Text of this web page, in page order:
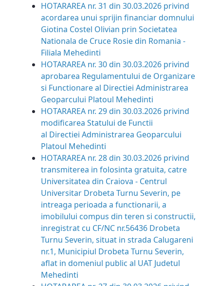
HOTARAREA nr. 31 din 30.03.2026 privind
acordarea unui sprijin financiar domnului
Giotina Costel Olivian prin Societatea
Nationala de Cruce Rosie din Romania -
Filiala Mehedinti
HOTARAREA nr. 30 din 30.03.2026 privind
aprobarea Regulamentului de Organizare
si Functionare al Directiei Administrarea
Geoparcului Platoul Mehedinti
HOTARAREA nr. 29 din 30.03.2026 privind
modificarea Statului de Functii
al Directiei Administrarea Geoparcului
Platoul Mehedinti
HOTARAREA nr. 28 din 30.03.2026 privind
transmiterea in folosinta gratuita, catre
Universitatea din Craiova - Centrul
Universitar Drobeta Turnu Severin, pe
intreaga perioada a functionarii, a
imobilului compus din teren si constructii,
inregistrat cu CF/NC nr.56436 Drobeta
Turnu Severin, situat in strada Calugareni
nr.1, Municipiul Drobeta Turnu Severin,
aflat in domeniul public al UAT Judetul
Mehedinti